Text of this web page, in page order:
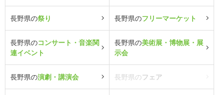
長野県の祭り 長野県のフリーマーケット
長野県のコンサート・音楽関
連イベント
長野県の美術展・博物展・展
示会
長野県の演劇・講演会 長野県のフェア